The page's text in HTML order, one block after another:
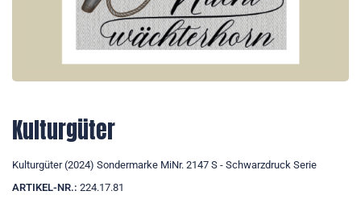
Kulturgüter
Kulturgüter (2024) Sondermarke MiNr. 2147 S - Schwarzdruck Serie
ARTIKEL-NR.: 224.17.81